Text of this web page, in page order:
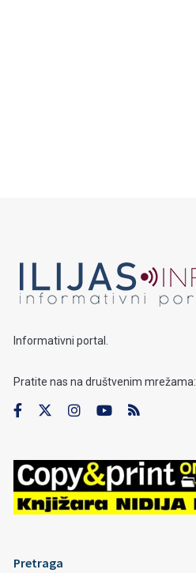
Informativni portal.
Pratite nas na društvenim mrežama:
Pretraga